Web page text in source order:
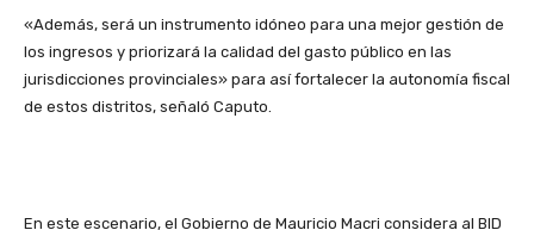
«Además, será un instrumento idóneo para una mejor gestión de
los ingresos y priorizará la calidad del gasto público en las
jurisdicciones provinciales» para así fortalecer la autonomía fiscal
de estos distritos, señaló Caputo.
En este escenario, el Gobierno de Mauricio Macri considera al BID